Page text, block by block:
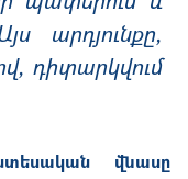
արդյունքը,
դիտարկվում
վնասը